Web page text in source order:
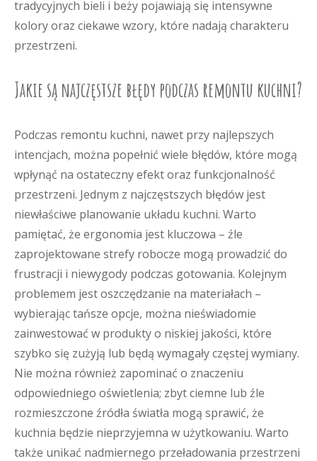
tradycyjnych bieli i beży pojawiają się intensywne
kolory oraz ciekawe wzory, które nadają charakteru
przestrzeni.
Jakie są najczęstsze błędy podczas remontu kuchni?
Podczas remontu kuchni, nawet przy najlepszych
intencjach, można popełnić wiele błędów, które mogą
wpłynąć na ostateczny efekt oraz funkcjonalność
przestrzeni. Jednym z najczęstszych błędów jest
niewłaściwe planowanie układu kuchni. Warto
pamiętać, że ergonomia jest kluczowa – źle
zaprojektowane strefy robocze mogą prowadzić do
frustracji i niewygody podczas gotowania. Kolejnym
problemem jest oszczędzanie na materiałach –
wybierając tańsze opcje, można nieświadomie
zainwestować w produkty o niskiej jakości, które
szybko się zużyją lub będą wymagały częstej wymiany.
Nie można również zapominać o znaczeniu
odpowiedniego oświetlenia; zbyt ciemne lub źle
rozmieszczone źródła światła mogą sprawić, że
kuchnia będzie nieprzyjemna w użytkowaniu. Warto
także unikać nadmiernego przeładowania przestrzeni